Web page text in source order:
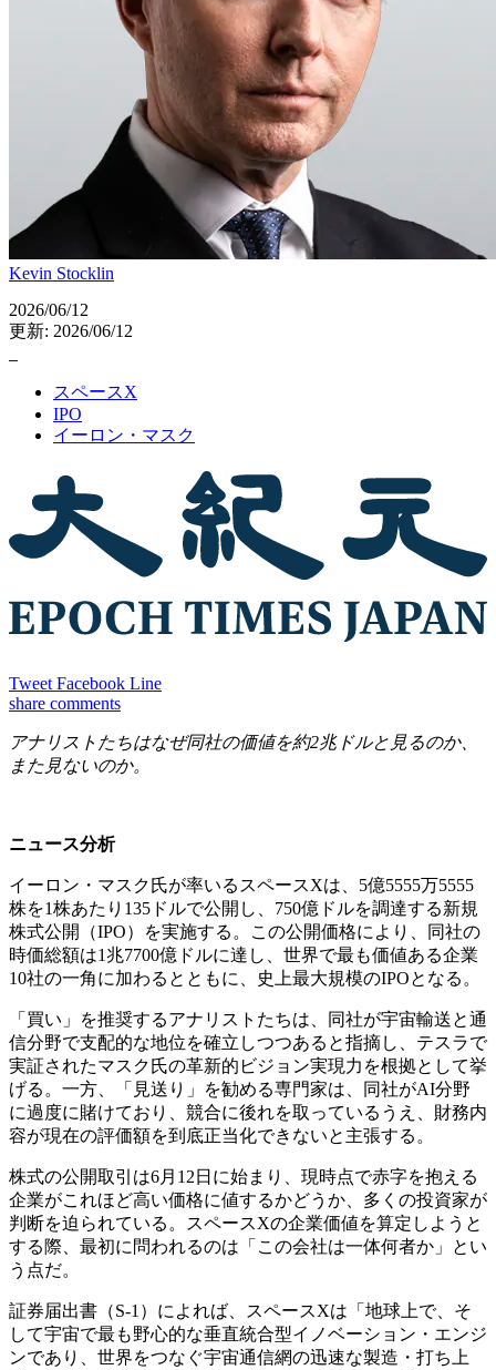
Kevin Stocklin
2026/06/12
更新: 2026/06/12
スペースX
IPO
イーロン・マスク
Tweet Facebook Line
share comments
アナリストたちはなぜ同社の価値を約2兆ドルと見るのか、
また見ないのか。
ニュース分析
イーロン・マスク氏が率いるスペースXは、5億5555万5555
株を1株あたり135ドルで公開し、750億ドルを調達する新規
株式公開（IPO）を実施する。この公開価格により、同社の
時価総額は1兆7700億ドルに達し、世界で最も価値ある企業
10社の一角に加わるとともに、史上最大規模のIPOとなる。
「買い」を推奨するアナリストたちは、同社が宇宙輸送と通
信分野で支配的な地位を確立しつつあると指摘し、テスラで
実証されたマスク氏の革新的ビジョン実現力を根拠として挙
げる。一方、「見送り」を勧める専門家は、同社がAI分野
に過度に賭けており、競合に後れを取っているうえ、財務内
容が現在の評価額を到底正当化できないと主張する。
株式の公開取引は6月12日に始まり、現時点で赤字を抱える
企業がこれほど高い価格に値するかどうか、多くの投資家が
判断を迫られている。スペースXの企業価値を算定しようと
する際、最初に問われるのは「この会社は一体何者か」とい
う点だ。
証券届出書（S-1）によれば、スペースXは「地球上で、そ
して宇宙で最も野心的な垂直統合型イノベーション・エンジ
ンであり、世界をつなぐ宇宙通信網の迅速な製造・打ち上